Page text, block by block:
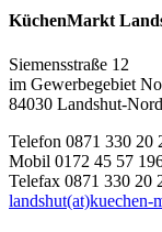
KüchenMarkt
Siemensstraße 12
im Gewerbegebiet
84030 Landshut-Nord
Telefon 0871 330 20
Mobil 0172 45 57
Telefax 0871 330 20
landshut(at)kuechen-